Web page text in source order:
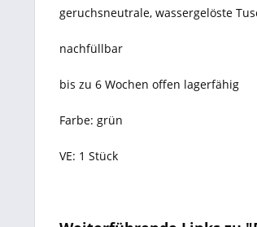
geruchsneutrale, wassergelöste
nachfüllbar
bis zu 6 Wochen offen lagerfähig
Farbe: grün
VE: 1 Stück